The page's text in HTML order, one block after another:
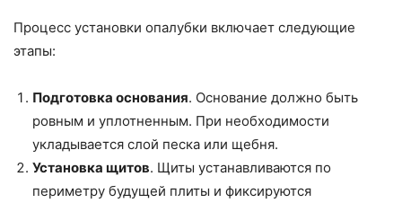
Процесс установки опалубки включает следующие
этапы:
Подготовка основания. Основание должно быть
ровным и уплотненным. При необходимости
укладывается слой песка или щебня.
Установка щитов. Щиты устанавливаются по
периметру будущей плиты и фиксируются